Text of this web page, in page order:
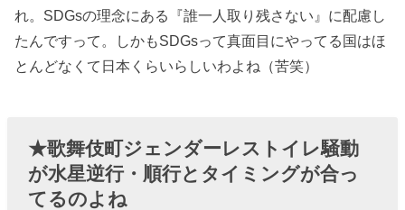
れ。SDGsの理念にある『誰一人取り残さない』に配慮し
たんですって。しかもSDGsって真面目にやってる国はほ
とんどなくて日本くらいらしいわよね（苦笑）
★歌舞伎町ジェンダーレストイレ騒動
が水星逆行・順行とタイミングが合っ
てるのよね